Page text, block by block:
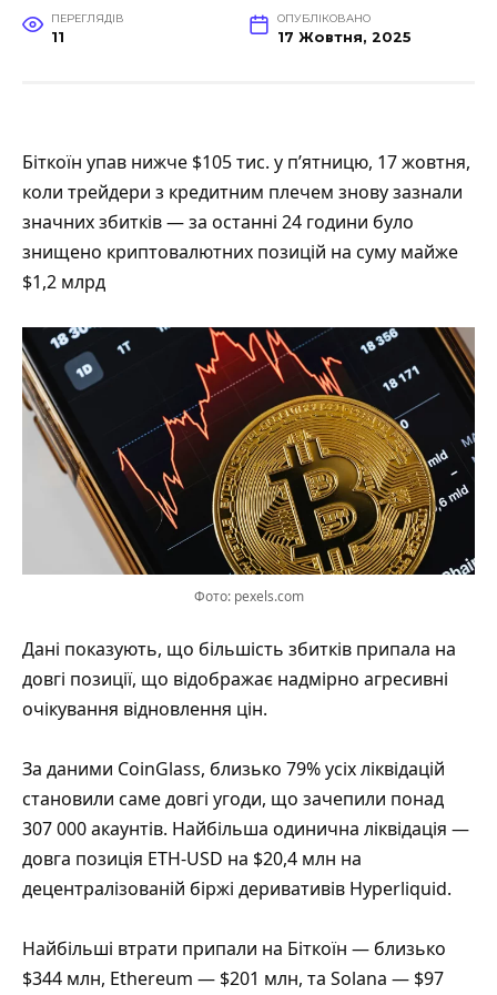
ПЕРЕГЛЯДІВ
11
ОПУБЛІКОВАНО
17 Жовтня, 2025
Біткоїн упав нижче $105 тис. у п’ятницю, 17 жовтня,
коли трейдери з кредитним плечем знову зазнали
значних збитків — за останні 24 години було
знищено криптовалютних позицій на суму майже
$1,2 млрд
Фото: pexels.com
Дані показують, що більшість збитків припала на
довгі позиції, що відображає надмірно агресивні
очікування відновлення цін.
За даними CoinGlass, близько 79% усіх ліквідацій
становили саме довгі угоди, що зачепили понад
307 000 акаунтів. Найбільша одинична ліквідація —
довга позиція ETH-USD на $20,4 млн на
децентралізованій біржі деривативів Hyperliquid.
Найбільші втрати припали на Біткоїн — близько
$344 млн, Ethereum — $201 млн, та Solana — $97